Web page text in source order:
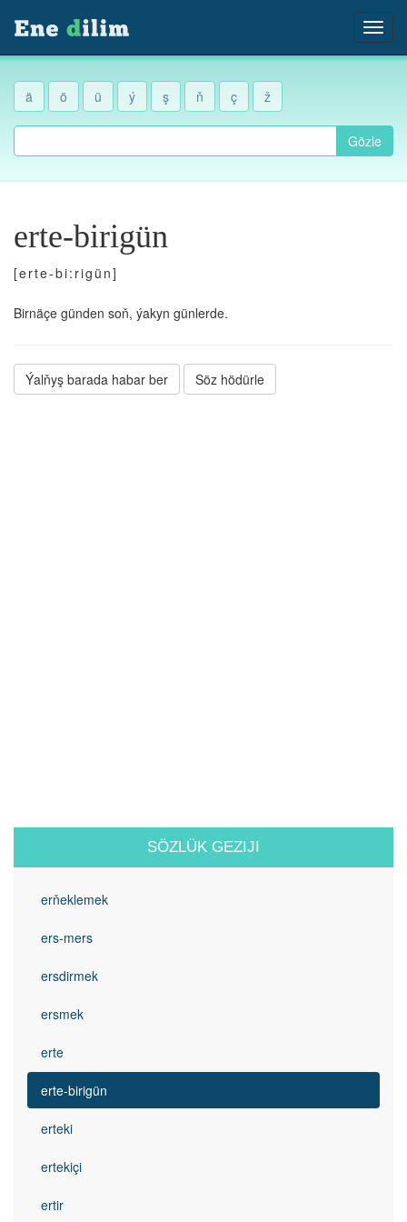
ä ö ü ý ş ň ç ž
Gözle
erte-birigün
[erte-bi:rigün]
Birnäçe günden soň, ýakyn günlerde.
Ýalňyş barada habar ber Söz hödürle
SÖZLÜK GEZIJI
erňeklemek
ers-mers
ersdirmek
ersmek
erte
erte-birigün
erteki
ertekiçi
ertir